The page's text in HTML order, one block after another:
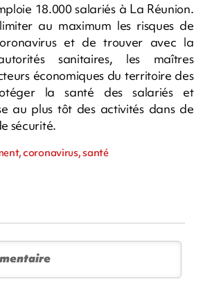
18.000 salariés à La Réunion.
au maximum les risques de
et de trouver avec la
sanitaires, les maîtres
économiques du territoire des
la santé des salariés et
au plus tôt des activités dans de
sécurité.
coronavirus, santé